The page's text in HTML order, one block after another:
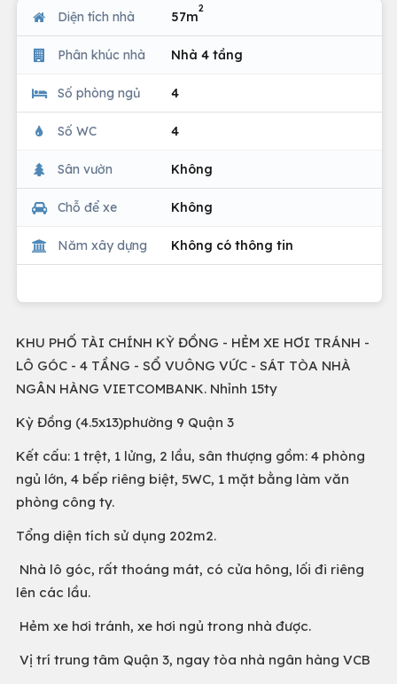
Diện tích nhà 57m
2
Phân khúc nhà Nhà 4 tầng
Số phòng ngủ 4
Số WC 4
Sân vườn Không
Chỗ để xe Không
Năm xây dựng Không có thông tin
KHU PHỐ TÀI CHÍNH KỲ ĐỒNG - HẺM XE HƠI TRÁNH -
LÔ GÓC - 4 TẦNG - SỔ VUÔNG VỨC - SÁT TÒA NHÀ
NGÂN HÀNG VIETCOMBANK. Nhỉnh 15ty
Kỳ Đồng (4.5x13)phường 9 Quận 3
Kết cấu: 1 trệt, 1 lửng, 2 lầu, sân thượng gồm: 4 phòng
ngủ lớn, 4 bếp riêng biệt, 5WC, 1 mặt bằng làm văn
phòng công ty.
Tổng diện tích sử dụng 202m2.
Nhà lô góc, rất thoáng mát, có cửa hông, lối đi riêng
lên các lầu.
Hẻm xe hơi tránh, xe hơi ngủ trong nhà được.
Vị trí trung tâm Quận 3, ngay tòa nhà ngân hàng VCB